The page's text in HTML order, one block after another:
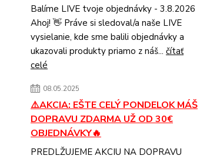
Balíme LIVE tvoje objednávky - 3.8.2026
Ahoj! 👋 Práve si sledoval/a naše LIVE
vysielanie, kde sme balili objednávky a
ukazovali produkty priamo z náš... čítať
celé
08.05.2025
⚠️AKCIA: EŠTE CELÝ PONDELOK MÁŠ
DOPRAVU ZDARMA UŽ OD 30€
OBJEDNÁVKY🔥
PREDLŽUJEME AKCIU NA DOPRAVU